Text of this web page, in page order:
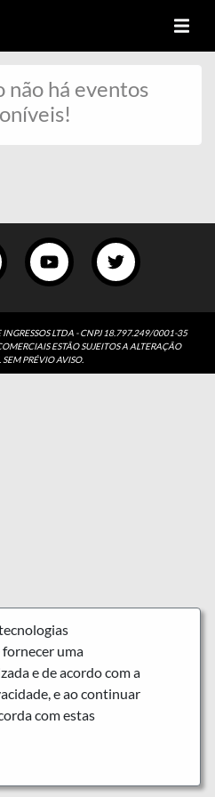
não há eventos
uma
e de acordo com a
e ao continuar
com estas
LTDA - CNPJ 18.797.249/0001-35
ESTÃO SUJEITOS A ALTERAÇÃO
PRÉVIO AVISO.